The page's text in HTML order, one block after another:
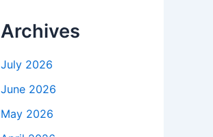
Archives
July 2026
June 2026
May 2026